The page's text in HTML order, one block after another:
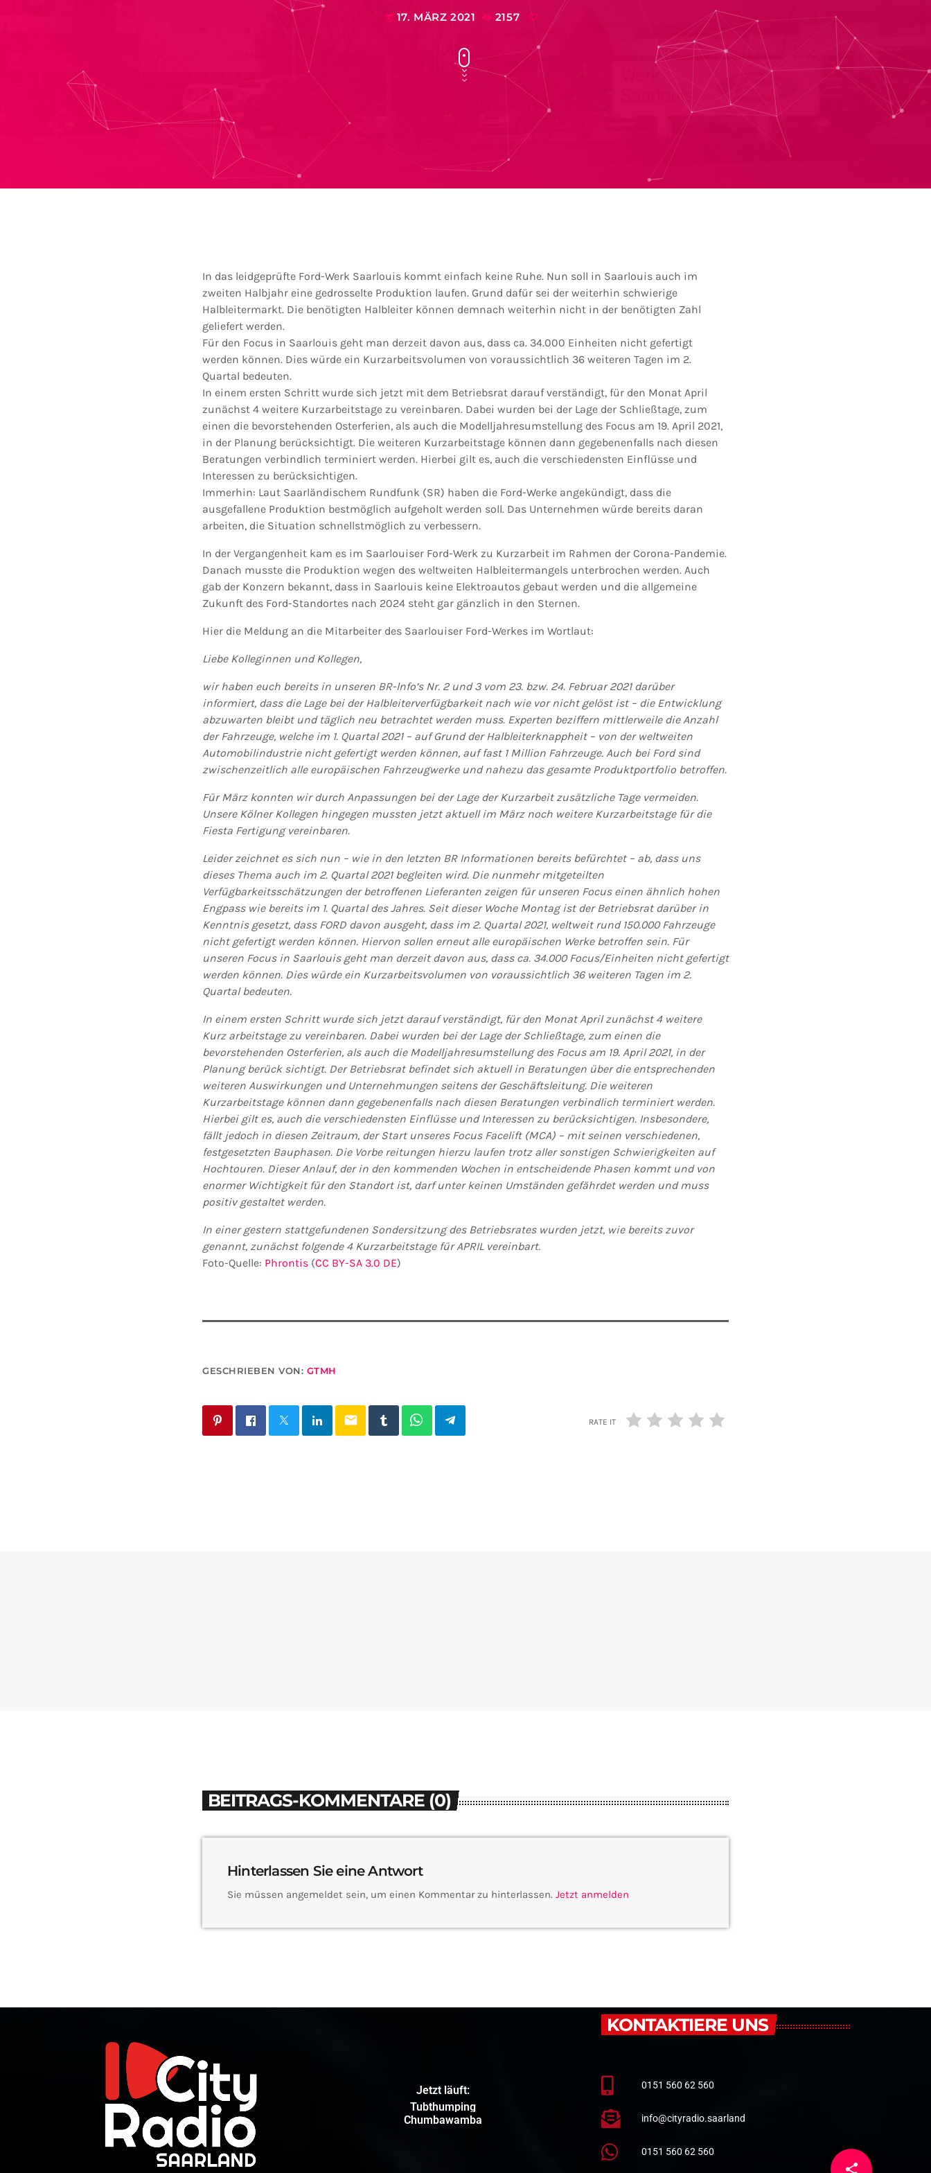
today 17. MÄRZ 2021 2157
share
email
In das leidgeprüfte Ford-Werk Saarlouis kommt einfach keine Ruhe. Nun soll in Saarlouis auch im
zweiten Halbjahr eine gedrosselte Produktion laufen. Grund dafür sei der weiterhin schwierige
Halbleitermarkt. Die benötigten Halbleiter können demnach weiterhin nicht in der benötigten Zahl
geliefert werden.
Für den Focus in Saarlouis geht man derzeit davon aus, dass ca. 34.000 Einheiten nicht gefertigt
werden können. Dies würde ein Kurzarbeitsvolumen von voraussichtlich 36 weiteren Tagen im 2.
Quartal bedeuten.
In einem ersten Schritt wurde sich jetzt mit dem Betriebsrat darauf verständigt, für den Monat April
zunächst 4 weitere Kurz­arbeitstage zu vereinbaren. Dabei wurden bei der Lage der Schließtage, zum
einen die bevorstehenden Osterferien, als auch die Modelljahresumstellung des Focus am 19. April 2021,
in der Planung berück­sichtigt. Die weiteren Kurzarbeitstage können dann gegebenenfalls nach diesen
Beratungen verbindlich terminiert werden. Hierbei gilt es, auch die verschiedensten Einflüsse und
Interessen zu berücksichtigen.
Immerhin: Laut Saarländischem Rundfunk (SR) haben die Ford-Werke angekündigt, dass die
ausgefallene Produktion bestmöglich aufgeholt werden soll. Das Unternehmen würde bereits daran
arbeiten, die Situation schnellstmöglich zu verbessern.
In der Vergangenheit kam es im Saarlouiser Ford-Werk zu Kurzarbeit im Rahmen der Corona-Pandemie.
Danach musste die Produktion wegen des weltweiten Halbleitermangels unterbrochen werden. Auch
gab der Konzern bekannt, dass in Saarlouis keine Elektroautos gebaut werden und die allgemeine
Zukunft des Ford-Standortes nach 2024 steht gar gänzlich in den Sternen.
Hier die Meldung an die Mitarbeiter des Saarlouiser Ford-Werkes im Wortlaut:
Liebe Kolleginnen und Kollegen,
wir haben euch bereits in unseren BR-lnfo’s Nr. 2 und 3 vom 23. bzw. 24. Februar 2021 darüber
informiert, dass die Lage bei der Halbleiterverfügbarkeit nach wie vor nicht gelöst ist – die Entwicklung
abzuwarten bleibt und täglich neu betrachtet werden muss. Experten beziffern mittlerweile die Anzahl
der Fahrzeuge, welche im 1. Quartal 2021 – auf Grund der Halbleiterknappheit – von der weltweiten
Automobilindustrie nicht gefertigt werden können, auf fast 1 Million Fahrzeuge. Auch bei Ford sind
zwischenzeitlich alle europäischen Fahrzeugwerke und nahezu das gesamte Produktportfolio betroffen.
Für März konnten wir durch Anpassungen bei der Lage der Kurzarbeit zusätzliche Tage vermeiden.
Unsere Kölner Kollegen hingegen mussten jetzt aktuell im März noch weitere Kurzarbeitstage für die
Fiesta Fertigung vereinbaren.
Leider zeichnet es sich nun – wie in den letzten BR Informationen bereits befürchtet – ab, dass uns
dieses Thema auch im 2. Quartal 2021 begleiten wird. Die nunmehr mitgeteilten
Verfügbarkeitsschätzungen der betroffenen Lieferanten zeigen für unseren Focus einen ähnlich hohen
Engpass wie bereits im 1. Quartal des Jahres. Seit dieser Woche Montag ist der Betriebsrat darüber in
Kenntnis gesetzt, dass FORD davon ausgeht, dass im 2. Quartal 2021, weltweit rund 150.000 Fahrzeuge
nicht gefertigt werden können. Hiervon sollen erneut alle europäischen Werke betroffen sein. Für
unseren Focus in Saarlouis geht man derzeit davon aus, dass ca. 34.000 Focus/Einheiten nicht gefertigt
werden können. Dies würde ein Kurzarbeitsvolumen von voraussichtlich 36 weiteren Tagen im 2.
Quartal bedeuten.
In einem ersten Schritt wurde sich jetzt darauf verständigt, für den Monat April zunächst 4 weitere
Kurz­ arbeitstage zu vereinbaren. Dabei wurden bei der Lage der Schließtage, zum einen die
bevorstehenden Osterferien, als auch die Modelljahresumstellung des Focus am 19. April 2021, in der
Planung berück­ sichtigt. Der Betriebsrat befindet sich aktuell in Beratungen über die entsprechenden
weiteren Auswirkungen und Unternehmungen seitens der Geschäftsleitung. Die weiteren
Kurzarbeitstage können dann gegebenenfalls nach diesen Beratungen verbindlich terminiert werden.
Hierbei gilt es, auch die verschiedensten Einflüsse und Interessen zu berücksichtigen. Insbesondere,
fällt jedoch in diesen Zeitraum, der Start unseres Focus Facelift (MCA) – mit seinen verschiedenen,
festgesetzten Bauphasen. Die Vorbe­ reitungen hierzu laufen trotz aller sonstigen Schwierigkeiten auf
Hochtouren. Dieser Anlauf, der in den kommenden Wochen in entscheidende Phasen kommt und von
enormer Wichtigkeit für den Standort ist, darf unter keinen Umständen gefährdet werden und muss
positiv gestaltet werden.
In einer gestern stattgefundenen Sondersitzung des Betriebsrates wurden jetzt, wie bereits zuvor
genannt, zunächst folgende 4 Kurzarbeitstage für APRIL vereinbart.
Foto-Quelle: Phrontis (CC BY-SA 3.0 DE)
GESCHRIEBEN VON: GTMH
email RATE IT
BEITRAGS-KOMMENTARE (0)
Hinterlassen Sie eine Antwort
Sie müssen angemeldet sein, um einen Kommentar zu hinterlassen. Jetzt anmelden
Jetzt läuft:
Tubthumping
Chumbawamba
KONTAKTIERE UNS
0151 560 62 560
info@cityradio.saarland
0151 560 62 560